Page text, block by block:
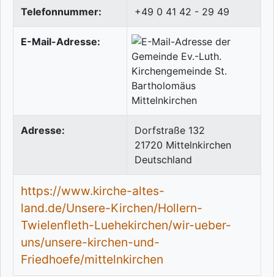
Telefonnummer: +49 0 41 42 - 29 49
E-Mail-Adresse:
Adresse:
Dorfstraße 132
21720 Mittelnkirchen
Deutschland
https://www.kirche-altes-
land.de/Unsere-Kirchen/Hollern-
Twielenfleth-Luehekirchen/wir-ueber-
uns/unsere-kirchen-und-
Friedhoefe/mittelnkirchen